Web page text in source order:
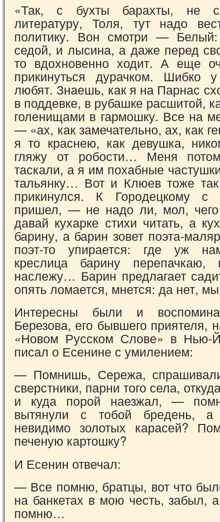
«Так, с бухты барахты, не
литературу, То­ля, тут надо
политику. Вон смотри —
седой, и лысина, а даже перед
то вдохновенно ходит. А еще
прикинуться дурачком. Шибко
любят. Зна­ешь, как я на Парнас
в поддевке, в ру­башке расшитой,
голенищами в гармош­ку. Все на
— «ах, как замечательно, ах, как
я то краснею, как девушка,
гляжу от робости… Меня
таскали, а я им похабные
тальянку… Вот и Клюев тоже
прикинулся. К Горо­децкому с
пришел, — не надо ли, мол,
давай кухарке стихи читать, а
барину, а барин зовет поэта-
по­эт-то упирается: где уж
креслица барину
наслежу… Барин предлагает
опять ломается, мнется: да нет,
Интересны были и
Березова, его бывшего приятеля,
«Новом Рус­ском Слове» в Нью-
писал о Есенине с умилением:
— Помнишь, Сережа,
свер­стники, парни того села,
и куда по­рой наезжал, —
вытянули с тобой бре­день,
невидимо золотых карасей?
печеную картошку?
И Есенин отвечал:
— Все помню, братцы, вот что
на банкетах в мою честь, забыл,
помню…